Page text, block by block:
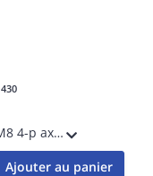
CS-B1-02-G-05 = M8 4-p axial 5m
Ajouter au panier